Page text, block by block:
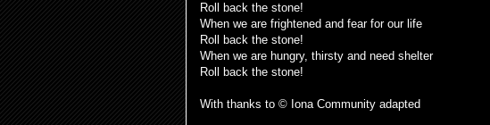
Roll back the stone!
When we are frightened and fear for our life
Roll back the stone!
When we are hungry, thirsty and need shelter
Roll back the stone!
With thanks to © Iona Community adapted